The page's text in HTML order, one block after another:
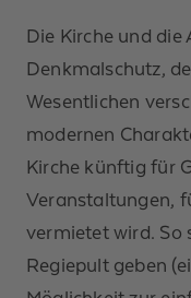
Die Kirche und
Denkmalschutz,
Wesentlichen
modernen
Kirche künftig für
Veranstaltungen,
vermietet wird. So
Regiepult geben